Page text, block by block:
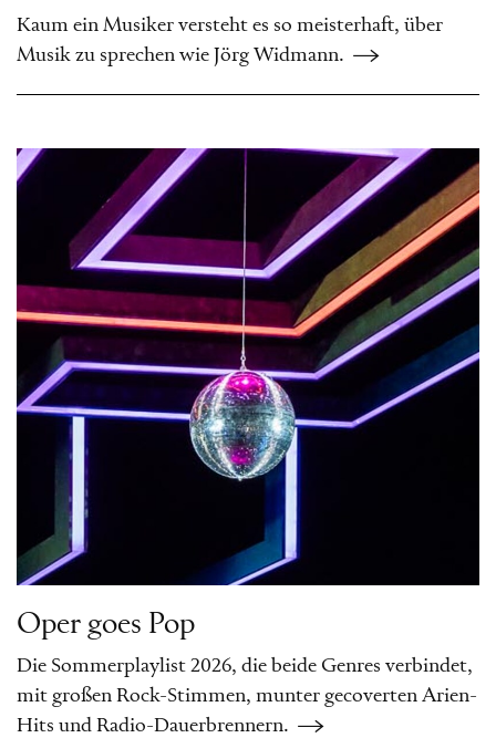
Kaum ein Musiker versteht es so meisterhaft, über
Musik zu sprechen wie Jörg Widmann.
Oper goes Pop
Die Sommerplaylist 2026, die beide Genres verbindet,
mit großen Rock-Stimmen, munter gecoverten Arien-
Hits und Radio-Dauerbrennern.